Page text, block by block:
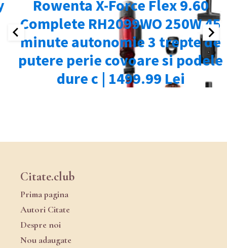
Citate.club
Prima pagina
Autori Citate
Despre noi
Nou adaugate